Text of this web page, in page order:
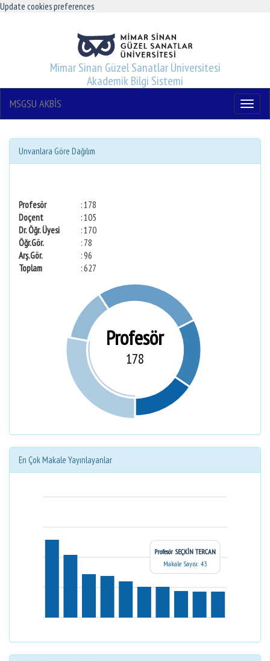
Update cookies preferences
Mimar Sinan Güzel Sanatlar Üniversitesi
Akademik Bilgi Sistemi
Menu
MSGSU AKBİS
Unvanlara Göre Dağılım
Profesör
: 178
Doçent
: 105
Dr. Öğr. Üyesi
: 170
Öğr.Gör.
: 78
Arş.Gör.
: 96
Toplam
: 627
Profesör
178
En Çok Makale Yayınlayanlar
Profesör SEÇKİN TERCAN
Makale Sayısı: 43